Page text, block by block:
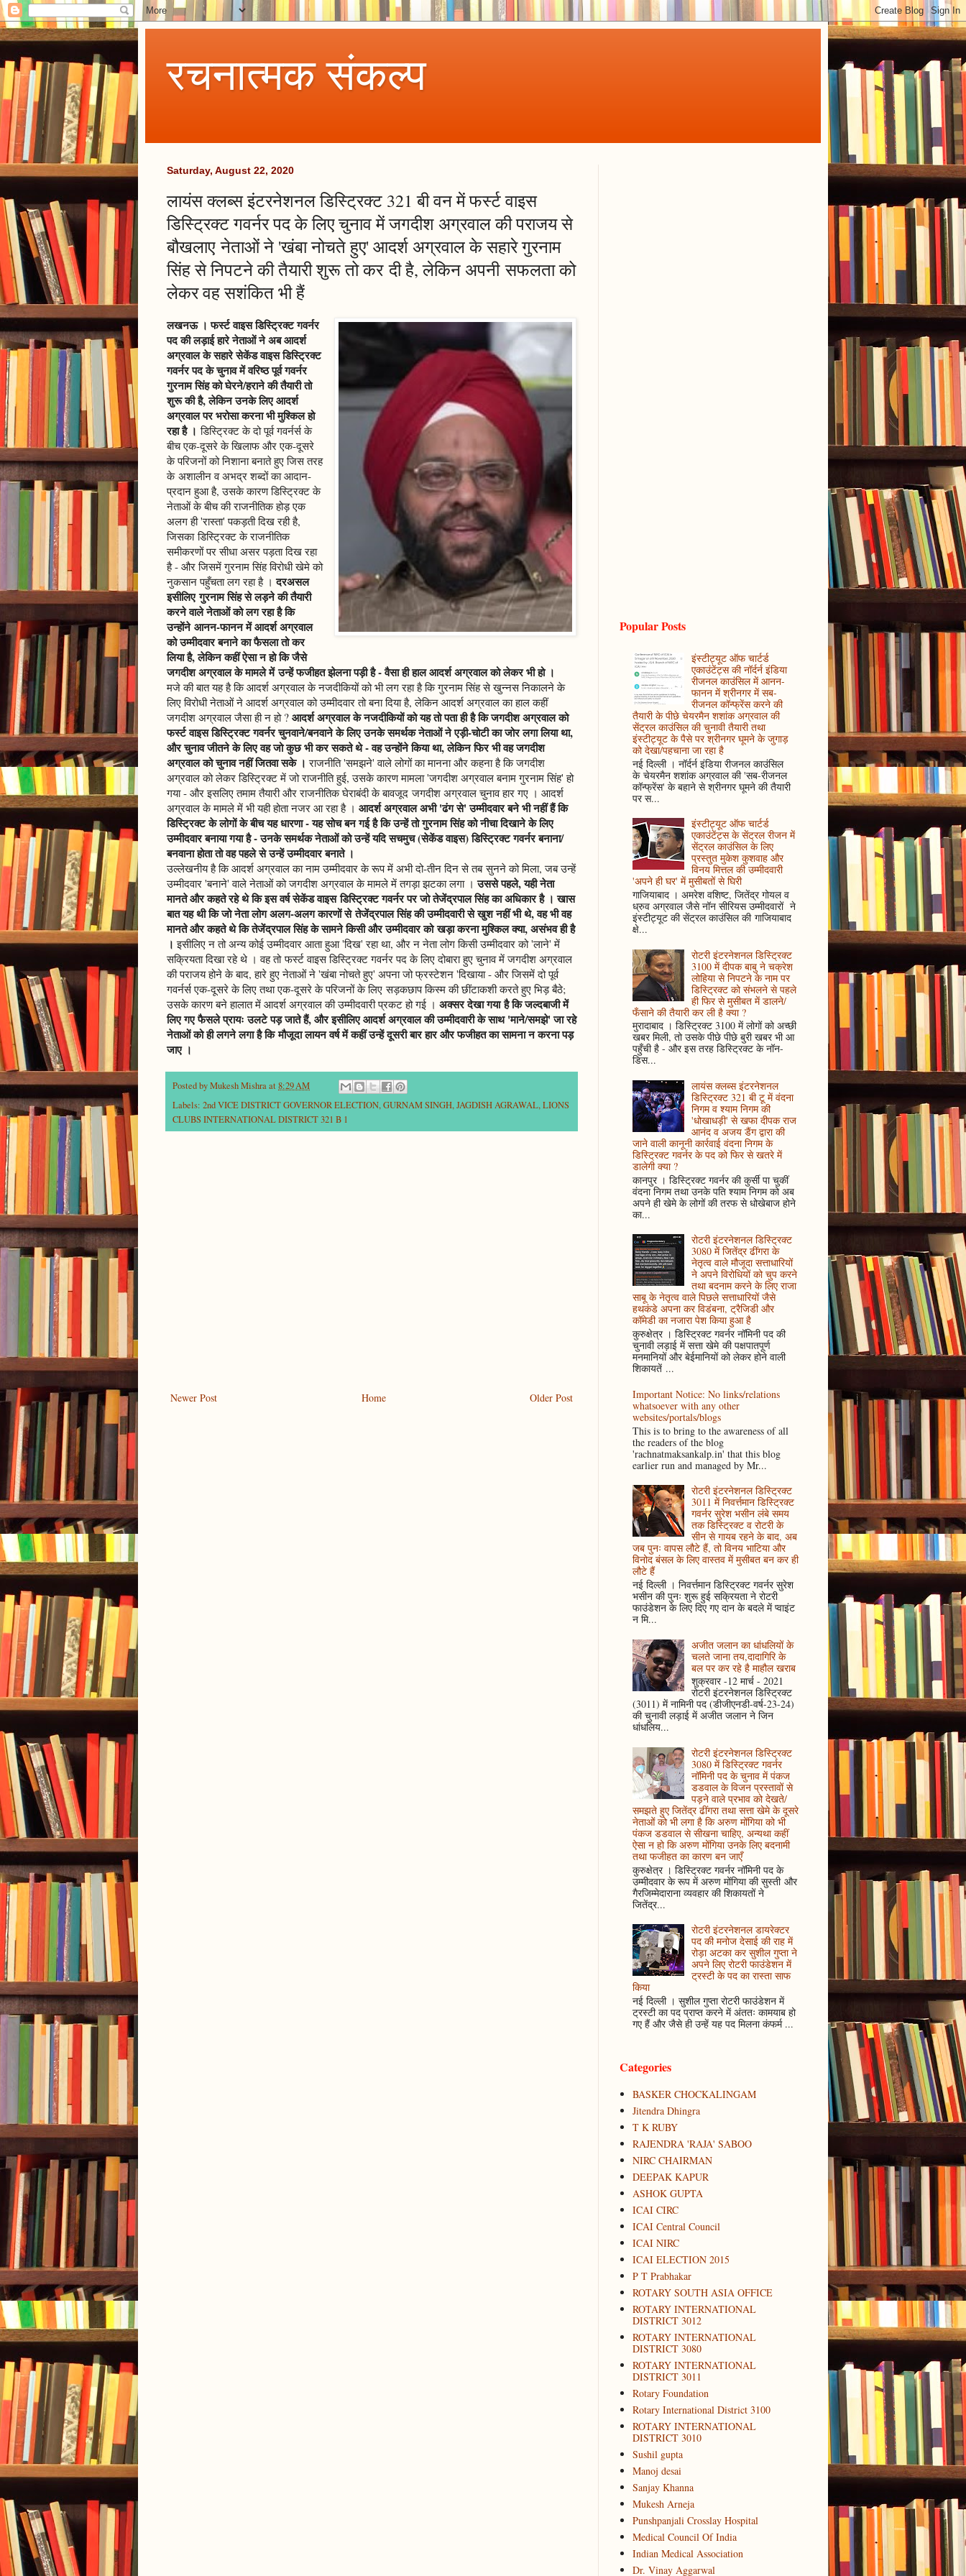
रचनात्मक संकल्प
Saturday, August 22, 2020
लायंस क्लब्स इंटरनेशनल डिस्ट्रिक्ट 321 बी वन में फर्स्ट वाइस
डिस्ट्रिक्ट गवर्नर पद के लिए चुनाव में जगदीश अग्रवाल की पराजय से
बौखलाए नेताओं ने 'खंबा नोचते हुए' आदर्श अग्रवाल के सहारे गुरनाम
सिंह से निपटने की तैयारी शुरू तो कर दी है, लेकिन अपनी सफलता को
लेकर वह सशंकित भी हैं
लखनऊ । फर्स्ट वाइस डिस्ट्रिक्ट गवर्नर
पद की लड़ाई हारे नेताओं ने अब आदर्श
अग्रवाल के सहारे सेकेंड वाइस डिस्ट्रिक्ट
गवर्नर पद के चुनाव में वरिष्ठ पूर्व गवर्नर
गुरनाम सिंह को घेरने/हराने की तैयारी तो
शुरू की है, लेकिन उनके लिए आदर्श
अग्रवाल पर भरोसा करना भी मुश्किल हो
रहा है । डिस्ट्रिक्ट के दो पूर्व गवर्नर्स के
बीच एक-दूसरे के खिलाफ और एक-दूसरे
के परिजनों को निशाना बनाते हुए जिस तरह
के अशालीन व अभद्र शब्दों का आदान-
प्रदान हुआ है, उसके कारण डिस्ट्रिक्ट के
नेताओं के बीच की राजनीतिक होड़ एक
अलग ही 'रास्ता' पकड़ती दिख रही है,
जिसका डिस्ट्रिक्ट के राजनीतिक
समीकरणों पर सीधा असर पड़ता दिख रहा
है - और जिसमें गुरनाम सिंह विरोधी खेमे को
नुकसान पहुँचता लग रहा है ।दरअसल
इसीलिए गुरनाम सिंह से लड़ने की तैयारी
करने वाले नेताओं को लग रहा है कि
उन्होंने आनन-फानन में आदर्श अग्रवाल
को उम्मीदवार बनाने का फैसला तो कर
लिया है, लेकिन कहीं ऐसा न हो कि जैसे
जगदीश अग्रवाल के मामले में उन्हें फजीहत झेलना पड़ी है - वैसा ही हाल आदर्श अग्रवाल को लेकर भी हो ।
मजे की बात यह है कि आदर्श अग्रवाल के नजदीकियों को भी लग रहा है कि गुरनाम सिंह से खुन्नस निकालने के
लिए विरोधी नेताओं ने आदर्श अग्रवाल को उम्मीदवार तो बना दिया है, लेकिन आदर्श अग्रवाल का हाल कहीं
जगदीश अग्रवाल जैसा ही न हो ? आदर्श अग्रवाल के नजदीकियों को यह तो पता ही है कि जगदीश अग्रवाल को
फर्स्ट वाइस डिस्ट्रिक्ट गवर्नर चुनवाने/बनवाने के लिए उनके समर्थक नेताओं ने एड़ी-चोटी का जोर लगा लिया था,
और चुनाव जीतने के लिए वह जो कुछ भी कर सकते थे - वह उन्होंने किया था, लेकिन फिर भी वह जगदीश
अग्रवाल को चुनाव नहीं जितवा सके । राजनीति 'समझने' वाले लोगों का मानना और कहना है कि जगदीश
अग्रवाल को लेकर डिस्ट्रिक्ट में जो राजनीति हुई, उसके कारण मामला 'जगदीश अग्रवाल बनाम गुरनाम सिंह' हो
गया - और इसलिए तमाम तैयारी और राजनीतिक घेराबंदी के बावजूद जगदीश अग्रवाल चुनाव हार गए । आदर्श
अग्रवाल के मामले में भी यही होता नजर आ रहा है । आदर्श अग्रवाल अभी 'ढंग से' उम्मीदवार बने भी नहीं हैं कि
डिस्ट्रिक्ट के लोगों के बीच यह धारणा - यह सोच बन गई है कि उन्हें तो गुरनाम सिंह को नीचा दिखाने के लिए
उम्मीदवार बनाया गया है - उनके समर्थक नेताओं को उन्हें यदि सचमुच (सेकेंड वाइस) डिस्ट्रिक्ट गवर्नर बनाना/
बनवाना होता तो वह पहले से उन्हें उम्मीदवार बनाते ।
उल्लेखनीय है कि आदर्श अग्रवाल का नाम उम्मीदवार के रूप में अभी दो-तीन दिन से तब सुनने को मिला, जब उन्हें
उम्मीदवार 'बनाने' वाले नेताओं को जगदीश अग्रवाल के मामले में तगड़ा झटका लगा ।उससे पहले, यही नेता
मानते और कहते रहे थे कि इस वर्ष सेकेंड वाइस डिस्ट्रिक्ट गवर्नर पर जो तेजेंद्रपाल सिंह का अधिकार है । खास
बात यह थी कि जो नेता लोग अलग-अलग कारणों से तेजेंद्रपाल सिंह की उम्मीदवारी से खुश नहीं भी थे, वह भी वह
मानते और कहते थे कि तेजेंद्रपाल सिंह के सामने किसी और उम्मीदवार को खड़ा करना मुश्किल क्या, असंभव ही है
। इसीलिए न तो अन्य कोई उम्मीदवार आता हुआ 'दिख' रहा था, और न नेता लोग किसी उम्मीदवार को 'लाने' में
सक्रियता दिखा रहे थे । वह तो फर्स्ट वाइस डिस्ट्रिक्ट गवर्नर पद के लिए दोबारा हुए चुनाव में जगदीश अग्रवाल
की पराजय होने के बाद, हारे हुए नेताओं ने 'खंबा नोचते हुए' अपना जो फ्रस्टेशन 'दिखाया - और जिसमें दो पूर्व
गवर्नर्स एक-दूसरे के लिए तथा एक-दूसरे के परिजनों के लिए सड़कछाप किस्म की छींटाकशी करते हुए भिड़ बैठे;
उसके कारण बने हालात में आदर्श अग्रवाल की उम्मीदवारी प्रकट हो गई । अक्सर देखा गया है कि जल्दबाजी में
लिए गए फैसले प्रायः उलटे पड़ जाते हैं, और इसीलिए आदर्श अग्रवाल की उम्मीदवारी के साथ 'माने/समझे' जा रहे
नेताओं को ही लगने लगा है कि मौजूदा लायन वर्ष में कहीं उन्हें दूसरी बार हार और फजीहत का सामना न करना पड़
जाए ।
Posted byMukesh Mishraat 8:29 AM
Labels: 2nd VICE DISTRICT GOVERNOR ELECTION,GURNAM SINGH,JAGDISH AGRAWAL,LIONS
CLUBS INTERNATIONAL DISTRICT 321 B 1
Newer Post Older Post
Home
Popular Posts
इंस्टीट्यूट ऑफ चार्टर्ड
एकाउंटेंट्स की नॉर्दर्न इंडिया
रीजनल काउंसिल में आनन-
फानन में श्रीनगर में सब-
रीजनल कॉन्फ्रेंस करने की
तैयारी के पीछे चेयरमैन शशांक अग्रवाल की
सेंट्रल काउंसिल की चुनावी तैयारी तथा
इंस्टीट्यूट के पैसे पर श्रीनगर घूमने के जुगाड़
को देखा/पहचाना जा रहा है
नई दिल्ली । नॉर्दर्न इंडिया रीजनल काउंसिल
के चेयरमैन शशांक अग्रवाल की 'सब-रीजनल
कॉन्फ्रेंस' के बहाने से श्रीनगर घूमने की तैयारी
पर स...
इंस्टीट्यूट ऑफ चार्टर्ड
एकाउंटेंट्स के सेंट्रल रीजन में
सेंट्रल काउंसिल के लिए
प्रस्तुत मुकेश कुशवाह और
विनय मित्तल की उम्मीदवारी
'अपने ही घर' में मुसीबतों से घिरी
गाजियाबाद । अमरेश वशिष्ट, जितेंद्र गोयल व
ध्रुव अग्रवाल जैसे नॉन सीरियस उम्मीदवारों ने
इंस्टीट्यूट की सेंट्रल काउंसिल की गाजियाबाद
क्षे...
रोटरी इंटरनेशनल डिस्ट्रिक्ट
3100 में दीपक बाबु ने चक्रेश
लोहिया से निपटने के नाम पर
डिस्ट्रिक्ट को संभलने से पहले
ही फिर से मुसीबत में डालने/
फँसाने की तैयारी कर ली है क्या ?
मुरादाबाद । डिस्ट्रिक्ट 3100 में लोगों को अच्छी
खबर मिली, तो उसके पीछे पीछे बुरी खबर भी आ
पहुँची है - और इस तरह डिस्ट्रिक्ट के नॉन-
डिस...
लायंस क्लब्स इंटरनेशनल
डिस्ट्रिक्ट 321 बी टू में वंदना
निगम व श्याम निगम की
'धोखाधड़ी' से खफा दीपक राज
आनंद व अजय डैंग द्वारा की
जाने वाली कानूनी कार्रवाई वंदना निगम के
डिस्ट्रिक्ट गवर्नर के पद को फिर से खतरे में
डालेगी क्या ?
कानपुर । डिस्ट्रिक्ट गवर्नर की कुर्सी पा चुकीं
वंदना निगम तथा उनके पति श्याम निगम को अब
अपने ही खेमे के लोगों की तरफ से धोखेबाज होने
का...
रोटरी इंटरनेशनल डिस्ट्रिक्ट
3080 में जितेंद्र ढींगरा के
नेतृत्व वाले मौजूदा सत्ताधारियों
ने अपने विरोधियों को चुप करने
तथा बदनाम करने के लिए राजा
साबू के नेतृत्व वाले पिछले सत्ताधारियों जैसे
हथकंडे अपना कर विडंबना, ट्रैजिडी और
कॉमेडी का नजारा पेश किया हुआ है
कुरुक्षेत्र । डिस्ट्रिक्ट गवर्नर नॉमिनी पद की
चुनावी लड़ाई में सत्ता खेमे की पक्षपातपूर्ण
मनमानियों और बेईमानियों को लेकर होने वाली
शिकायतें ...
Important Notice: No links/relations
whatsoever with any other
websites/portals/blogs
This is to bring to the awareness of all
the readers of the blog
'rachnatmaksankalp.in' that this blog
earlier run and managed by Mr...
रोटरी इंटरनेशनल डिस्ट्रिक्ट
3011 में निवर्त्तमान डिस्ट्रिक्ट
गवर्नर सुरेश भसीन लंबे समय
तक डिस्ट्रिक्ट व रोटरी के
सीन से गायब रहने के बाद, अब
जब पुनः वापस लौटे हैं, तो विनय भाटिया और
विनोद बंसल के लिए वास्तव में मुसीबत बन कर ही
लौटे हैं
नई दिल्ली । निवर्त्तमान डिस्ट्रिक्ट गवर्नर सुरेश
भसीन की पुनः शुरू हुई सक्रियता ने रोटरी
फाउंडेशन के लिए दिए गए दान के बदले में प्वाइंट
न मि...
अजीत जलान का धांधलियों के
चलते जाना तय,दादागिरि के
बल पर कर रहे है माहौल खराब
शुक्रवार -12 मार्च - 2021
रोटरी इंटरनेशनल डिस्ट्रिक्ट
(3011) में नामिनी पद (डीजीएनडी-वर्ष-23-24)
की चुनावी लड़ाई में अजीत जलान ने जिन
धांधलिय...
रोटरी इंटरनेशनल डिस्ट्रिक्ट
3080 में डिस्ट्रिक्ट गवर्नर
नॉमिनी पद के चुनाव में पंकज
डडवाल के विजन प्रस्तावों से
पड़ने वाले प्रभाव को देखते/
समझते हुए जितेंद्र ढींगरा तथा सत्ता खेमे के दूसरे
नेताओं को भी लगा है कि अरुण मोंगिया को भी
पंकज डडवाल से सीखना चाहिए, अन्यथा कहीं
ऐसा न हो कि अरुण मोंगिया उनके लिए बदनामी
तथा फजीहत का कारण बन जाएँ
कुरुक्षेत्र । डिस्ट्रिक्ट गवर्नर नॉमिनी पद के
उम्मीदवार के रूप में अरुण मोंगिया की सुस्ती और
गैरजिम्मेदाराना व्यवहार की शिकायतों ने
जितेंद्र...
रोटरी इंटरनेशनल डायरेक्टर
पद की मनोज देसाई की राह में
रोड़ा अटका कर सुशील गुप्ता ने
अपने लिए रोटरी फाउंडेशन में
ट्रस्टी के पद का रास्ता साफ
किया
नई दिल्ली । सुशील गुप्ता रोटरी फाउंडेशन में
ट्रस्टी का पद प्राप्त करने में अंततः कामयाब हो
गए हैं और जैसे ही उन्हें यह पद मिलना कंफर्म ...
Categories
BASKER CHOCKALINGAM
Jitendra Dhingra
T K RUBY
RAJENDRA 'RAJA' SABOO
NIRC CHAIRMAN
DEEPAK KAPUR
ASHOK GUPTA
ICAI CIRC
ICAI Central Council
ICAI NIRC
ICAI ELECTION 2015
P T Prabhakar
ROTARY SOUTH ASIA OFFICE
ROTARY INTERNATIONAL
DISTRICT 3012
ROTARY INTERNATIONAL
DISTRICT 3080
ROTARY INTERNATIONAL
DISTRICT 3011
Rotary Foundation
Rotary International District 3100
ROTARY INTERNATIONAL
DISTRICT 3010
Sushil gupta
Manoj desai
Sanjay Khanna
Mukesh Arneja
Punshpanjali Crosslay Hospital
Medical Council Of India
Indian Medical Association
Dr. Vinay Aggarwal